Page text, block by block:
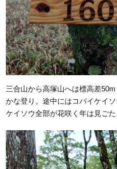
三合山から高塚山へは標高差
かな登り。途中にはコバイケイ
ケイソウ全部が花咲く年は見ご